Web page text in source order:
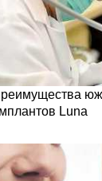
Luna